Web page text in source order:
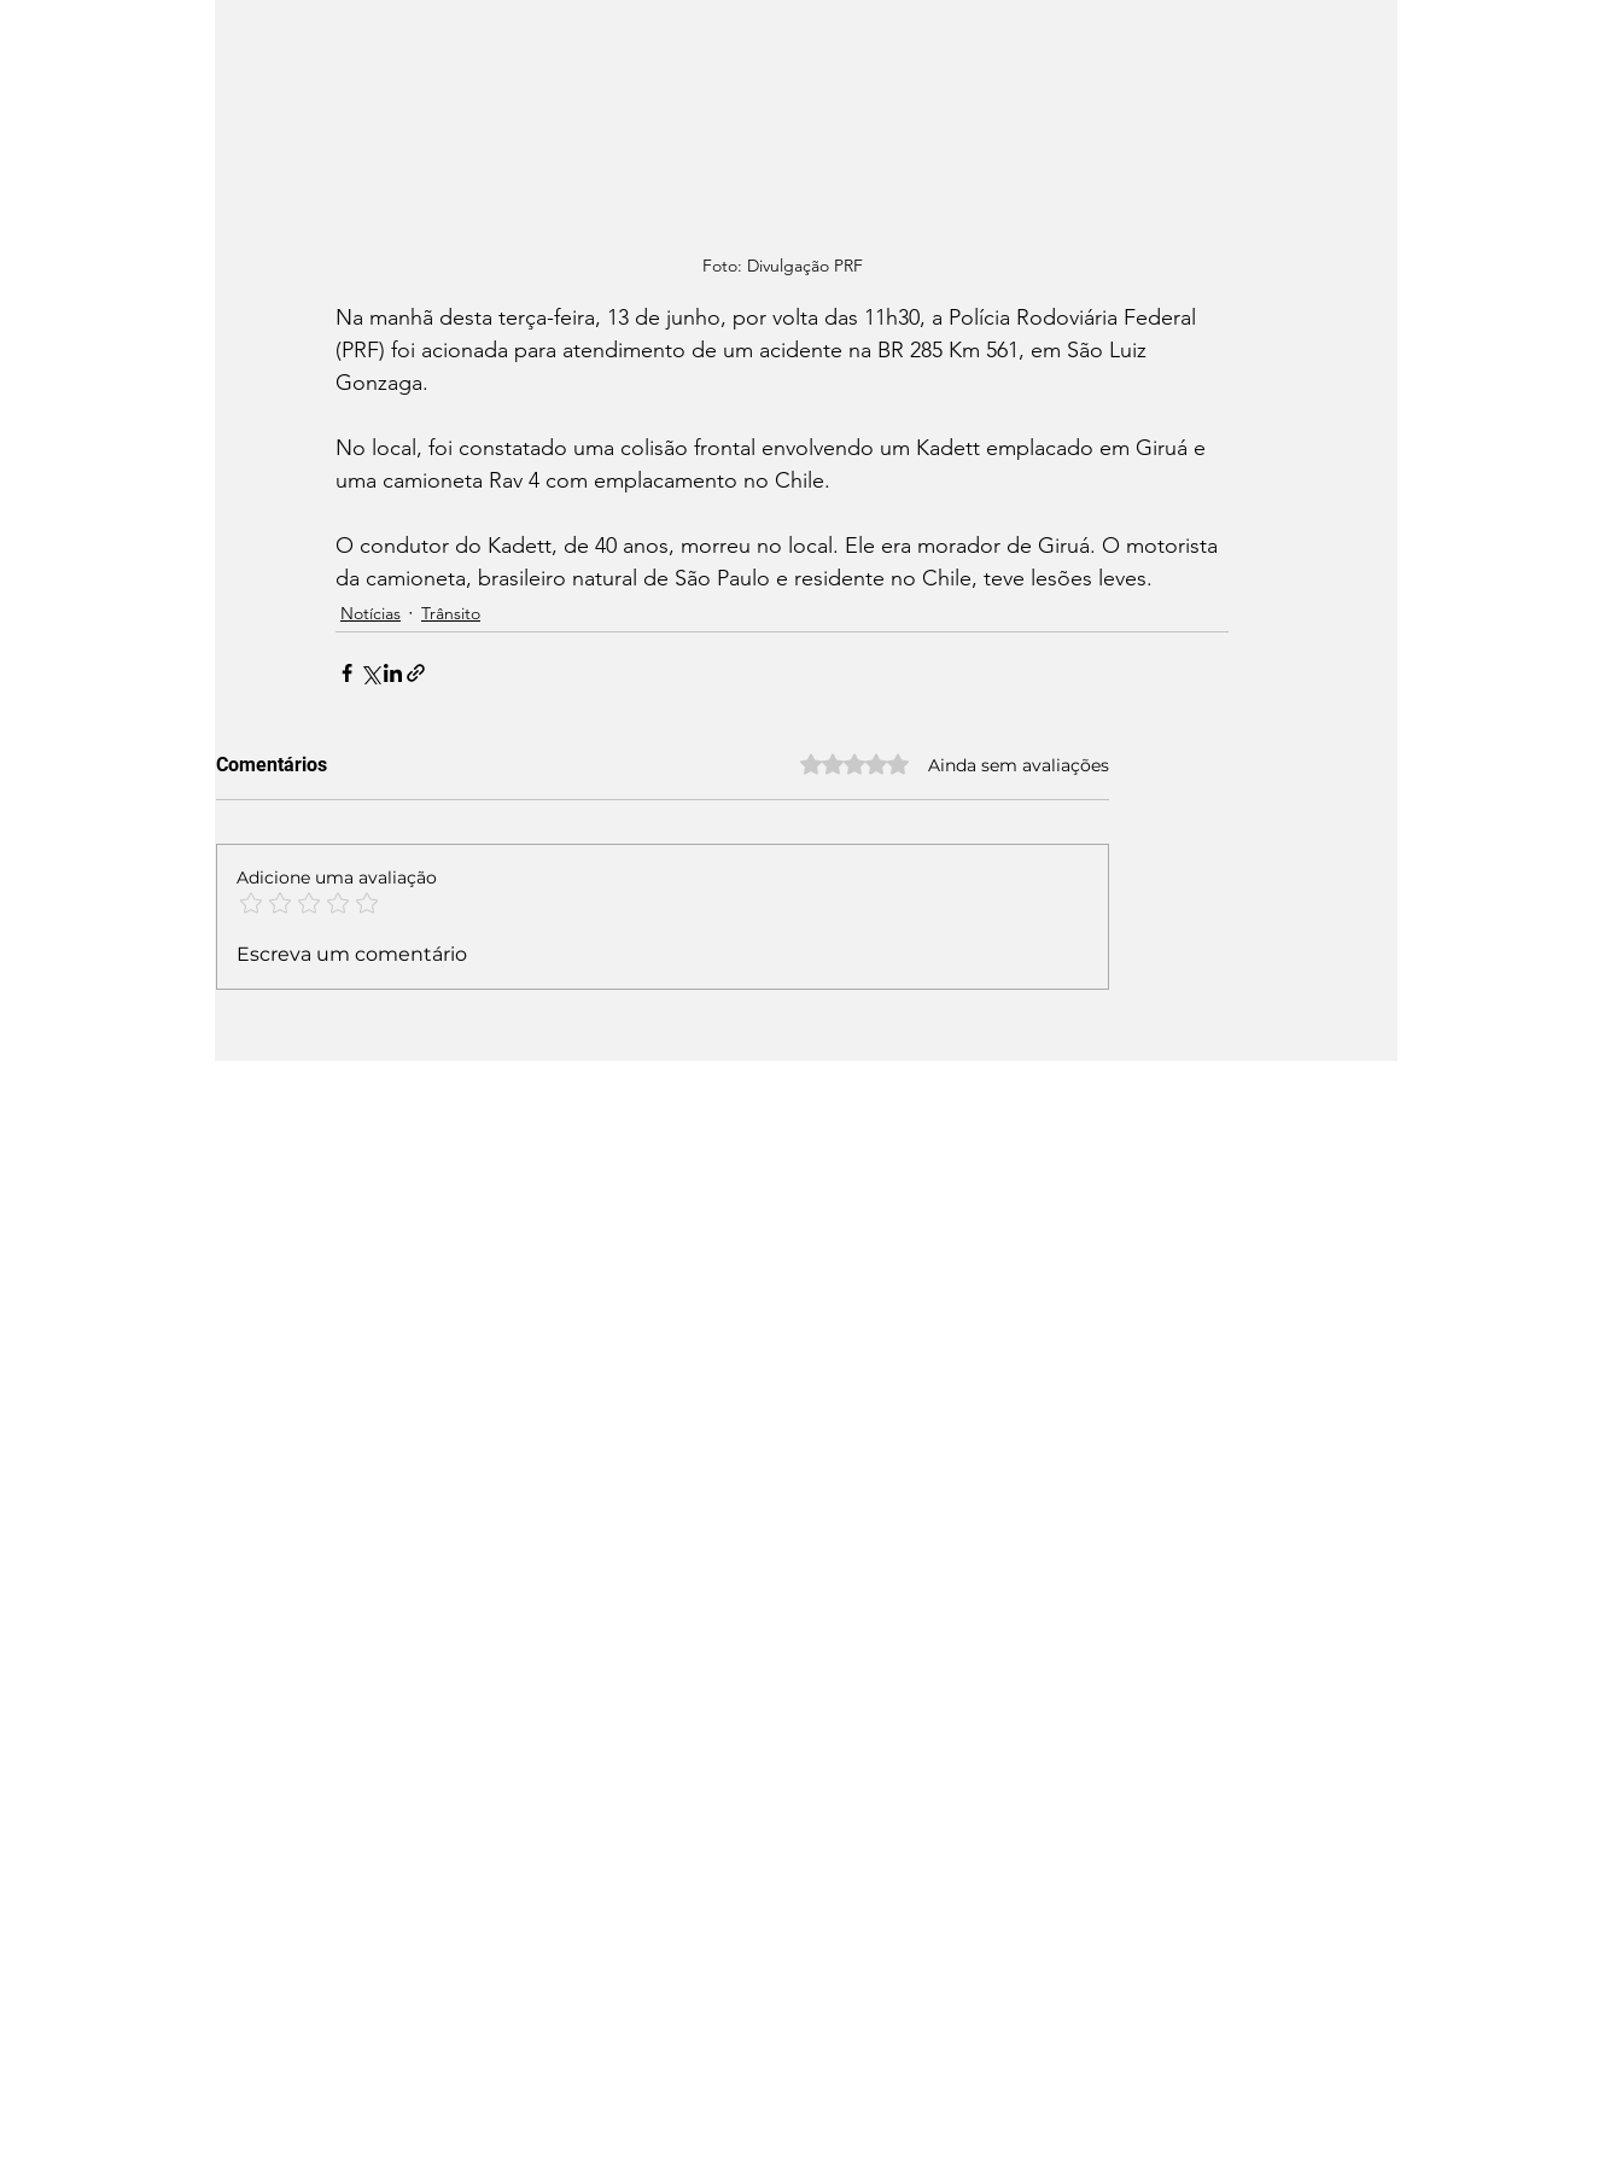
Foto: Divulgação PRF
Na manhã desta terça-feira, 13 de junho, por volta das 11h30, a Polícia Rodoviária Federal
(PRF) foi acionada para atendimento de um acidente na BR 285 Km 561, em São Luiz
Gonzaga.
No local, foi constatado uma colisão frontal envolvendo um Kadett emplacado em Giruá e
uma camioneta Rav 4 com emplacamento no Chile.
O condutor do Kadett, de 40 anos, morreu no local. Ele era morador de Giruá. O motorista
da camioneta, brasileiro natural de São Paulo e residente no Chile, teve lesões leves.
Notícias Trânsito
Comentários Avaliado com 0 de 5 estrelas.
Ainda sem avaliações
Adicione uma avaliação
Escreva um comentário